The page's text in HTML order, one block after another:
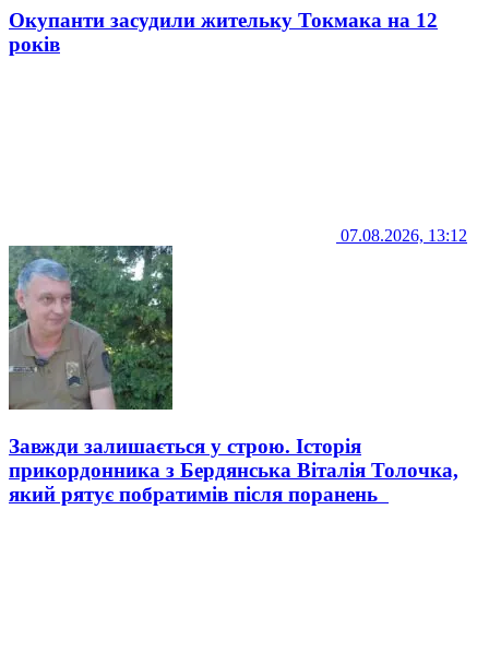
Окупанти засудили жительку Токмака на 12
років
07.08.2026, 13:12
Завжди залишається у строю. Історія
прикордонника з Бердянська Віталія Толочка,
який рятує побратимів після поранень